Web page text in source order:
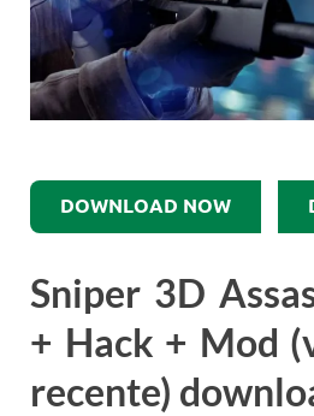
DOWNLOAD NOW
Sniper 3D
+ Hack + Mod
recente)